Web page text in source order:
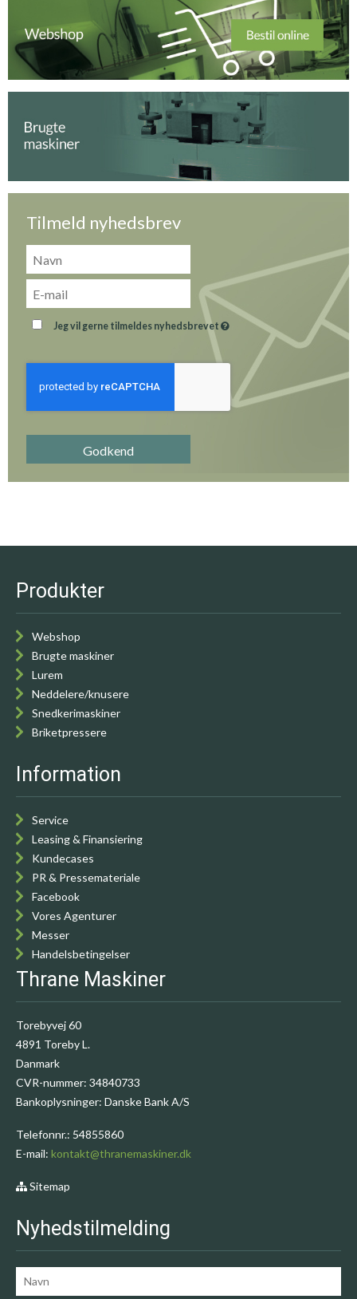
Tilmeld nyhedsbrev
Jeg vil gerne tilmeldes nyhedsbrevet
Godkend
Produkter
Webshop
Brugte maskiner
Lurem
Neddelere/knusere
Snedkerimaskiner
Briketpressere
Information
Service
Leasing & Finansiering
Kundecases
PR & Pressemateriale
Facebook
Vores Agenturer
Messer
Handelsbetingelser
Thrane Maskiner
Torebyvej 60
4891 Toreby L.
Danmark
CVR-nummer: 34840733
Bankoplysninger: Danske Bank A/S
Telefonnr.: 54855860
E-mail: kontakt@thranemaskiner.dk
Sitemap
Nyhedstilmelding